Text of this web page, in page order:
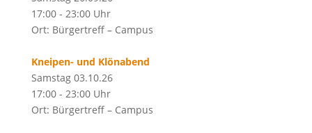
17:00 - 23:00 Uhr
Ort: Bürgertreff – Campus
Kneipen- und Klönabend
Samstag 03.10.26
17:00 - 23:00 Uhr
Ort: Bürgertreff – Campus